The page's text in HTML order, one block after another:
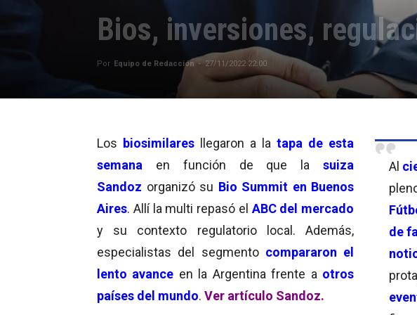
Bios, inversiones,
Por Equipo de Redacción - 27/11/2022 22:00
Al
de
Los biosimilares llegaron a la tapa de esta
semana en función de que la
suiza
Sandoz organizó su Bio Summit en Buenos
Aires. Allí la multi repasó el ABC del mercado
y su contexto regulatorio local. Además,
especialistas del segmento compararon el
lento avance en la Argentina frente a otros
países del mundo. Ver artículo Sandoz.